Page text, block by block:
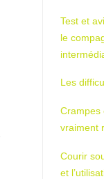
Test et
le
Les
Crampes
vraiment
Courir
et